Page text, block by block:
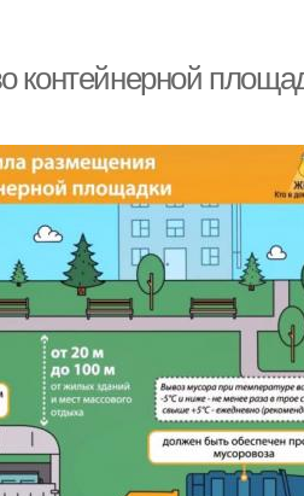
контейнерной